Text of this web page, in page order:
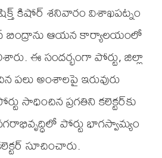
కిషోర్ శనివారం విశాఖపట్నం
బింద్రాను ఆయన కార్యాలయంలో
ఈ సందర్భంగా పోర్టు, జిల్లా
పలు అంశాలపై ఇరువురు
సాధించిన ప్రగతిని కలెక్టర్‌కు
పోర్టు భాగస్వామ్యం
సూచించారు.